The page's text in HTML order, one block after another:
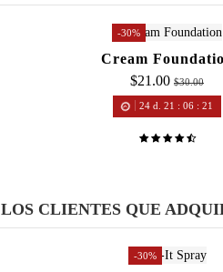
-30%
Cream
$21.00 $30.00
24 d. 21 :06 :20
LOS CLIENTES QUE
-30%